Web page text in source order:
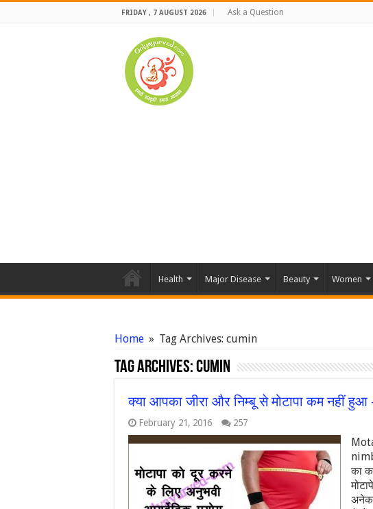
FRIDAY , 7 AUGUST 2026 Ask a Question
Health Major Disease Beauty Women
Home » Tag Archives: cumin
Tag Archives:cumin
क्या आपका जीरा और निम्बू से मोटापा कम नहीं हुआ
February 21, 2016 257
का
अनेक